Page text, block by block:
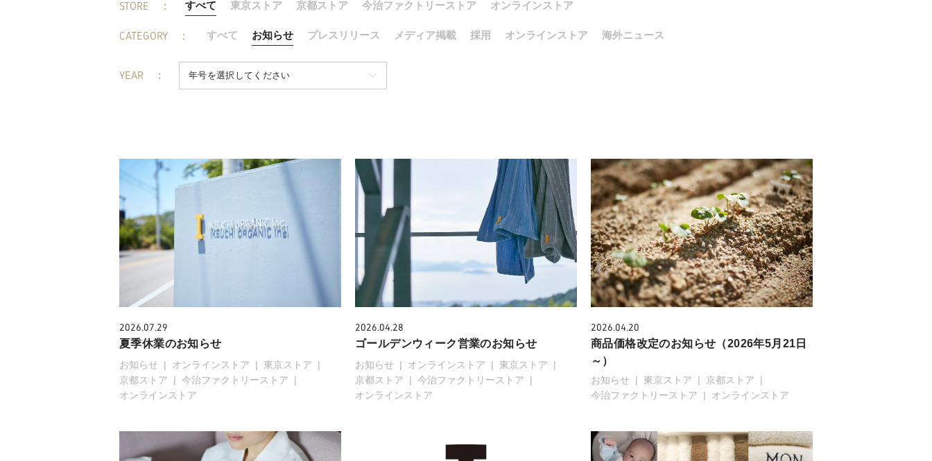
STORE すべて 東京ストア 京都ストア 今治ファクトリーストア オンラインストア
CATEGORY すべて お知らせ プレスリリース メディア掲載 採用 オンラインストア 海外ニュース
YEAR
2026.07.29
夏季休業のお知らせ
お知らせ オンラインストア
東京ストア
京都ストア
今治ファクトリーストア
オンラインストア
2026.04.28
ゴールデンウィーク営業のお知らせ
お知らせ オンラインストア
東京ストア
京都ストア
今治ファクトリーストア
オンラインストア
2026.04.20
商品価格改定のお知らせ（2026年5月21日
～）
お知らせ 東京ストア
京都ストア
今治ファクトリーストア
オンラインストア